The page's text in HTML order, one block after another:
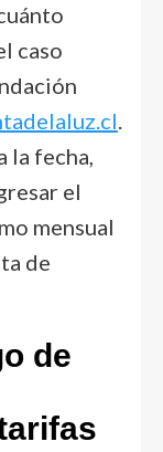
caso
.
la fecha,
el
mensual
de
de